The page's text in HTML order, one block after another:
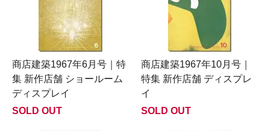
商店建築1967年6月号｜特
集 新作店舗 ショールーム
ディスプレイ
SOLD OUT
商店建築1967年10月号｜
特集 新作店舗 ディスプレ
イ
SOLD OUT